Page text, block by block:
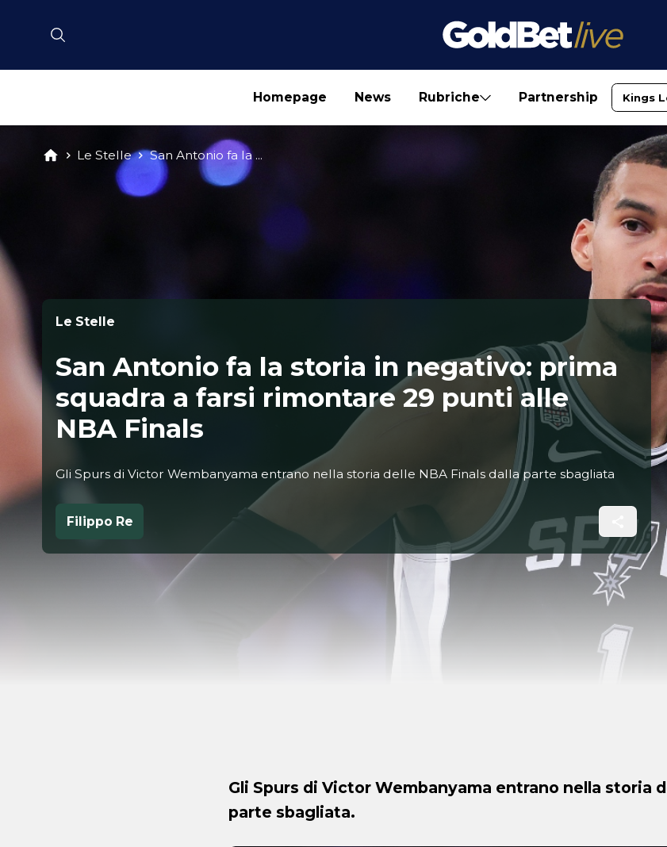
Homepage News Rubriche Partnership Kings
Le Stelle San Antonio fa la ...
Le Stelle
San Antonio fa la storia in negativo: prima
squadra a farsi rimontare 29 punti alle
NBA Finals
Gli Spurs di Victor Wembanyama entrano nella storia delle NBA Finals dalla parte sbagliata
Filippo Re
Gli Spurs di Victor Wembanyama entrano nella storia
parte sbagliata.